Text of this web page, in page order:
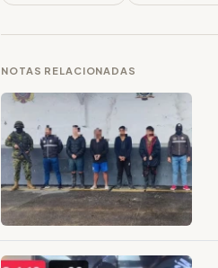
NOTAS RELACIONADAS